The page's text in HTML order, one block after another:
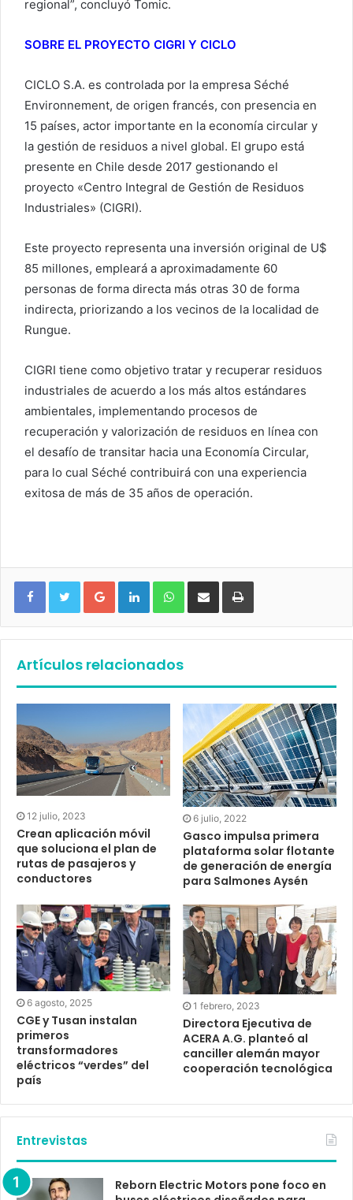
regional”, concluyó Tomic.
SOBRE EL PROYECTO CIGRI Y CICLO
CICLO S.A. es controlada por la empresa Séché
Environnement, de origen francés, con presencia en
15 países, actor importante en la economía circular y
la gestión de residuos a nivel global. El grupo está
presente en Chile desde 2017 gestionando el
proyecto «Centro Integral de Gestión de Residuos
Industriales» (CIGRI).
Este proyecto representa una inversión original de U$
85 millones, empleará a aproximadamente 60
personas de forma directa más otras 30 de forma
indirecta, priorizando a los vecinos de la localidad de
Rungue.
CIGRI tiene como objetivo tratar y recuperar residuos
industriales de acuerdo a los más altos estándares
ambientales, implementando procesos de
recuperación y valorización de residuos en línea con
el desafío de transitar hacia una Economía Circular,
para lo cual Séché contribuirá con una experiencia
exitosa de más de 35 años de operación.
Google+ LinkedIn WhatsApp
Artículos relacionados
12 julio, 2023
Crean aplicación móvil
que soluciona el plan de
rutas de pasajeros y
conductores
6 julio, 2022
Gasco impulsa primera
plataforma solar flotante
de generación de energía
para Salmones Aysén
6 agosto, 2025
CGE y Tusan instalan
primeros
transformadores
eléctricos “verdes” del
país
1 febrero, 2023
Directora Ejecutiva de
ACERA A.G. planteó al
canciller alemán mayor
cooperación tecnológica
Entrevistas
Reborn Electric Motors pone foco en